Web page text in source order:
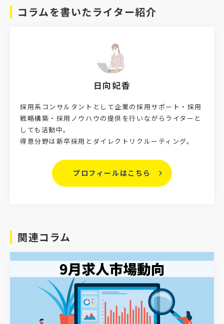
コラムを書いたライター紹介
日向妃香
プロフィールはこちら
採用系コンサルタントとして企業の採用サポート・採用
戦略構築・採用ノウハウの提供を行いながらライターと
しても活動中。
得意分野は新卒採用とダイレクトリクルーティング。
関連コラム